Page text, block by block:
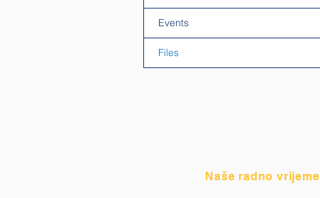
Events
Files
Naše radno vrijeme